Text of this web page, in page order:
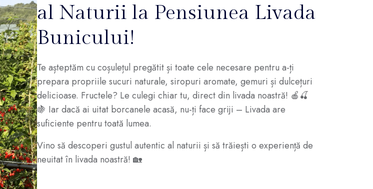
al Naturii la Pensiunea Livada
Bunicului!
Te așteptăm cu coșulețul pregătit și toate cele necesare pentru a-ți
prepara propriile sucuri naturale, siropuri aromate, gemuri și dulcețuri
delicioase. Fructele? Le culegi chiar tu, direct din livada noastră! 🍎🍒
🍇 Iar dacă ai uitat borcanele acasă, nu-ți face griji – Livada are
suficiente pentru toată lumea.
Vino să descoperi gustul autentic al naturii și să trăiești o experiență de
neuitat în livada noastră! 🏡